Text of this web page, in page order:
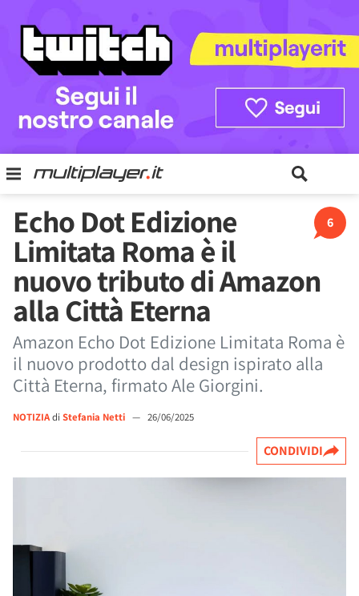
6
Echo Dot Edizione
Limitata Roma è il
nuovo tributo di Amazon
alla Città Eterna
Amazon Echo Dot Edizione Limitata Roma è
il nuovo prodotto dal design ispirato alla
Città Eterna, firmato Ale Giorgini.
NOTIZIAdi Stefania Netti — 26/06/2025
CONDIVIDI